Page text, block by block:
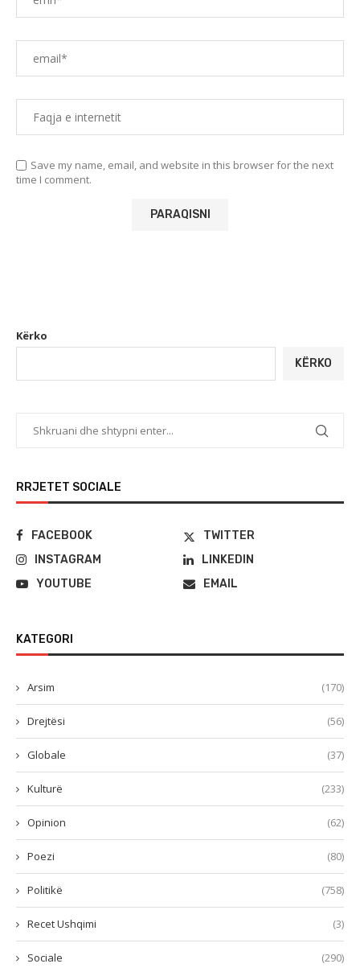
Save my name, email, and website in this browser for the next
time I comment.
Kërko
KËRKO
RRJETET SOCIALE
FACEBOOK
TWITTER
INSTAGRAM
LINKEDIN
YOUTUBE
EMAIL
KATEGORI
Arsim (170)
Drejtësi (56)
Globale (37)
Kulturë (233)
Opinion (62)
Poezi (80)
Politikë (758)
Recet Ushqimi (3)
Sociale (290)